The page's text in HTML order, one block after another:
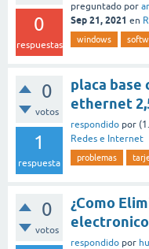
0
respuestas
preguntado por
Sep 21, 2021 en
windows
0
votos
1
respuesta
placa base
ethernet
respondido por (
Redes e Internet
problemas
0
votos
¿Como
electronico
respondido por